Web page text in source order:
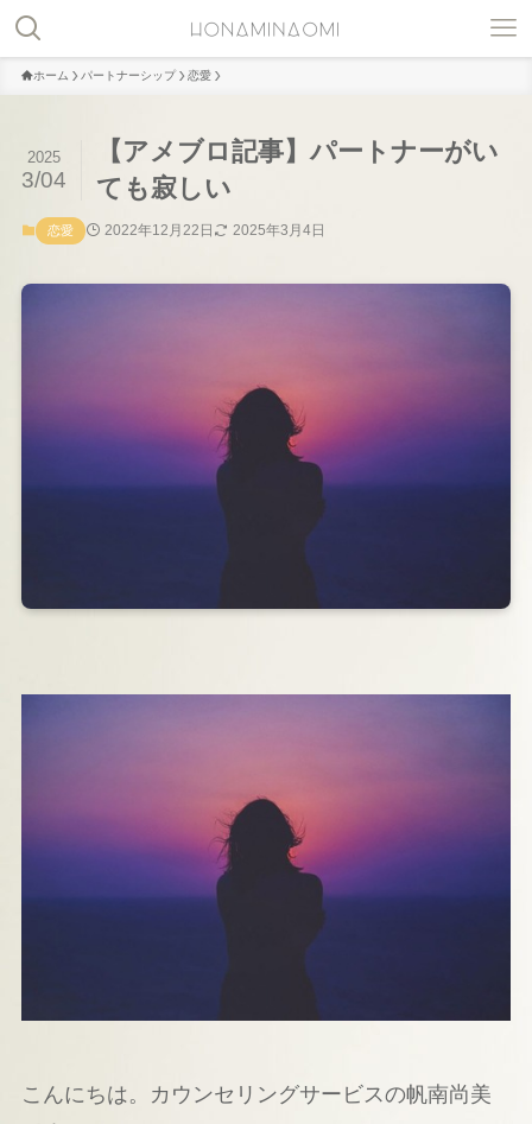
ホーム パートナーシップ 恋愛
【アメブロ記事】パートナーがい
ても寂しい
2025
3/04
恋愛 2022年12月22日 2025年3月4日
こんにちは。カウンセリングサービスの帆南尚美